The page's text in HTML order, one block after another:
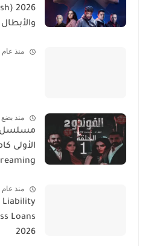
منذ عام
منذ
منذ عام
Liability
Loans
2026